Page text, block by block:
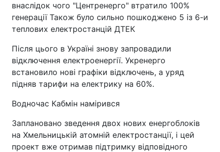
внаслідок чого "Центренерго" втратило 100%
генерації Також було сильно пошкоджено 5 із 6-и
теплових електростанцій ДТЕК
Після цього в Україні знову запровадили
відключення електроенергії. Укренерго
встановило нові графіки відключень, а уряд
підняв тарифи на електрику на 60%.
Водночас Кабмін намірився
Заплановано зведення двох нових енергоблоків
на Хмельницькій атомній електростанції, і цей
проект вже отримав підтримку відповідного